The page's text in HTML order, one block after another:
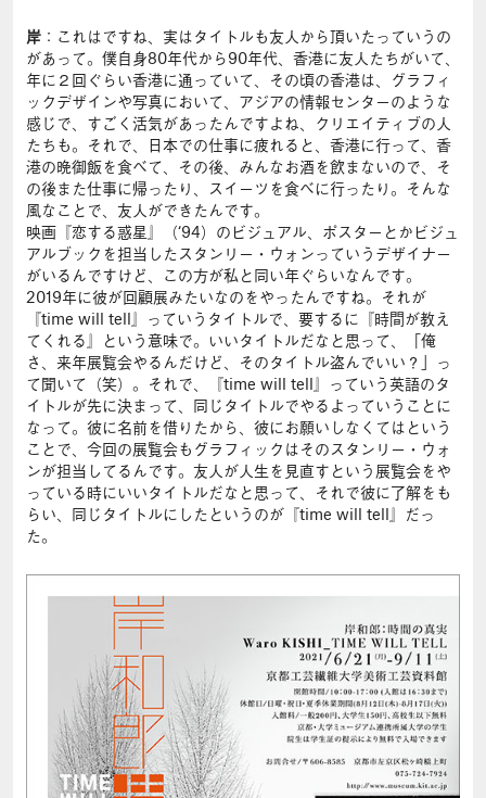
岸 ：これはですね、実はタイトルも友人から頂いたっていうの
があって。僕自身80年代から90年代、香港に友人たちがいて、
年に２回ぐらい香港に通っていて、その頃の香港は、グラフィ
ックデザインや写真において、アジアの情報センターのような
感じで、すごく活気があったんですよね、クリエイティブの人
たちも。それで、日本での仕事に疲れると、香港に行って、香
港の晩御飯を食べて、その後、みんなお酒を飲まないので、そ
の後また仕事に帰ったり、スイーツを食べに行ったり。そんな
風なことで、友人ができたんです。
映画『恋する惑星』（‘94）のビジュアル、ポスターとかビジュ
アルブックを担当したスタンリー・ウォンっていうデザイナー
がいるんですけど、この方が私と同い年ぐらいなんです。
2019年に彼が回顧展みたいなのをやったんですね。それが
『time will tell』っていうタイトルで、要するに『時間が教え
てくれる』という意味で。いいタイトルだなと思って、「俺
さ、来年展覧会やるんだけど、そのタイトル盗んでいい？」っ
て聞いて（笑）。それで、『time will tell』っていう英語のタ
イトルが先に決まって、同じタイトルでやるよっていうことに
なって。彼に名前を借りたから、彼にお願いしなくてはという
ことで、今回の展覧会もグラフィックはそのスタンリー・ウォ
ンが担当してるんです。友人が人生を見直すという展覧会をや
っている時にいいタイトルだなと思って、それで彼に了解をも
らい、同じタイトルにしたというのが『time will tell』だっ
た。